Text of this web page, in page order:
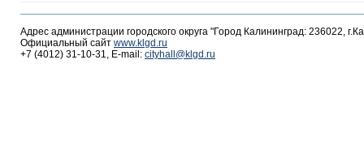
Адрес администрации городского округа "Город Калининград: 236022,
Официальный сайт www.klgd.ru
+7 (4012) 31-10-31, E-mail: cityhall@klgd.ru